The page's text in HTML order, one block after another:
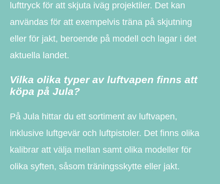
lufttryck för att skjuta iväg projektiler. Det kan
användas för att exempelvis träna på skjutning
eller för jakt, beroende på modell och lagar i det
aktuella landet.
Vilka olika typer av luftvapen finns att
köpa på Jula?
På Jula hittar du ett sortiment av luftvapen,
inklusive luftgevär och luftpistoler. Det finns olika
kalibrar att välja mellan samt olika modeller för
olika syften, såsom träningsskytte eller jakt.